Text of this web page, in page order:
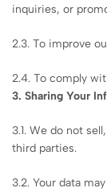
inquiries, or
2.3. To improve
2.4. To comply
3. Sharing Your
3.1. We do not
third parties.
3.2. Your data